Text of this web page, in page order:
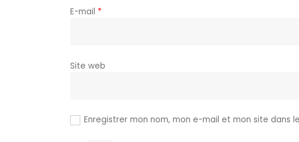
E-mail *
Site web
Enregistrer mon nom, mon e-mail et mon site dans